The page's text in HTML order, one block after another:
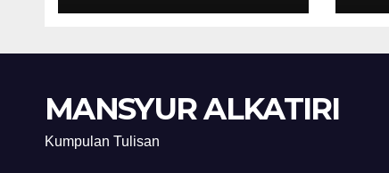
MANSYUR ALKATIRI
Kumpulan Tulisan